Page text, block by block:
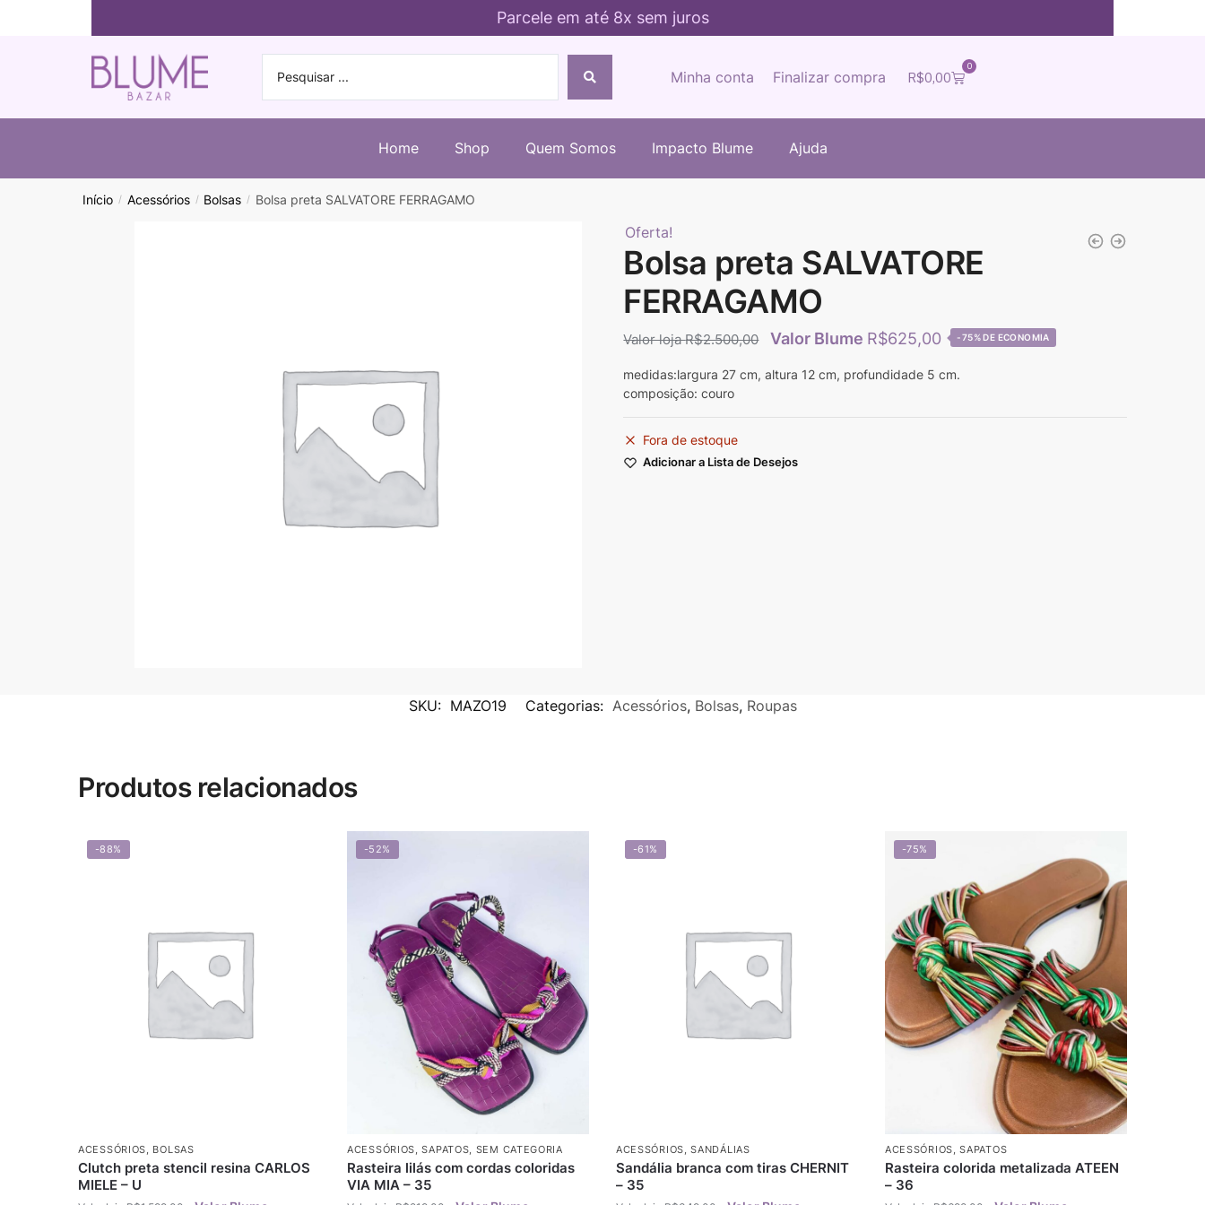
Parcele em até 8x sem juros
R$0,00
0
Minha conta Finalizar compra
Home Shop Quem Somos Impacto Blume Ajuda
Início / Acessórios / Bolsas / Bolsa preta SALVATORE FERRAGAMO
Oferta!
Bolsa preta SALVATORE
FERRAGAMO
R$2.500,00 R$625,00 -75%
medidas:largura 27 cm, altura 12 cm, profundidade 5 cm.
composição: couro
Fora de estoque
Adicionar a Lista de Desejos
SKU: MAZO19 Categorias: Acessórios, Bolsas, Roupas
Produtos relacionados
-88%
ACESSÓRIOS BOLSAS
Clutch preta stencil resina CARLOS
MIELE – U
-52%
ACESSÓRIOS ,SAPATOS SEM CATEGORIA
Rasteira lilás com cordas coloridas
VIA MIA – 35
-61%
ACESSÓRIOS ,SANDÁLIAS
Sandália branca com tiras CHERNIT
– 35
-75%
ACESSÓRIOS ,SAPATOS
Rasteira colorida metalizada ATEEN
– 36